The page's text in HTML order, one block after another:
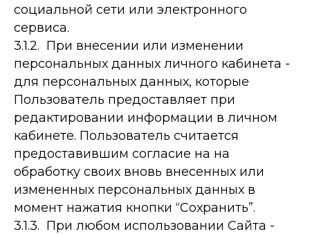
социальной сети или электронного
сервиса.
3.1.2. При внесении или изменении
персональных данных личного кабинета -
для персональных данных, которые
Пользователь предоставляет при
редактировании информации в личном
кабинете. Пользователь считается
предоставившим согласие на на
обработку своих вновь внесенных или
измененных персональных данных в
момент нажатия кнопки “Сохранить”.
3.1.3. При любом использовании Сайта -